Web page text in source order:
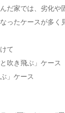
だ家では、劣化や
ったケースが多く
て
吹き飛ぶ」ケース
」ケース